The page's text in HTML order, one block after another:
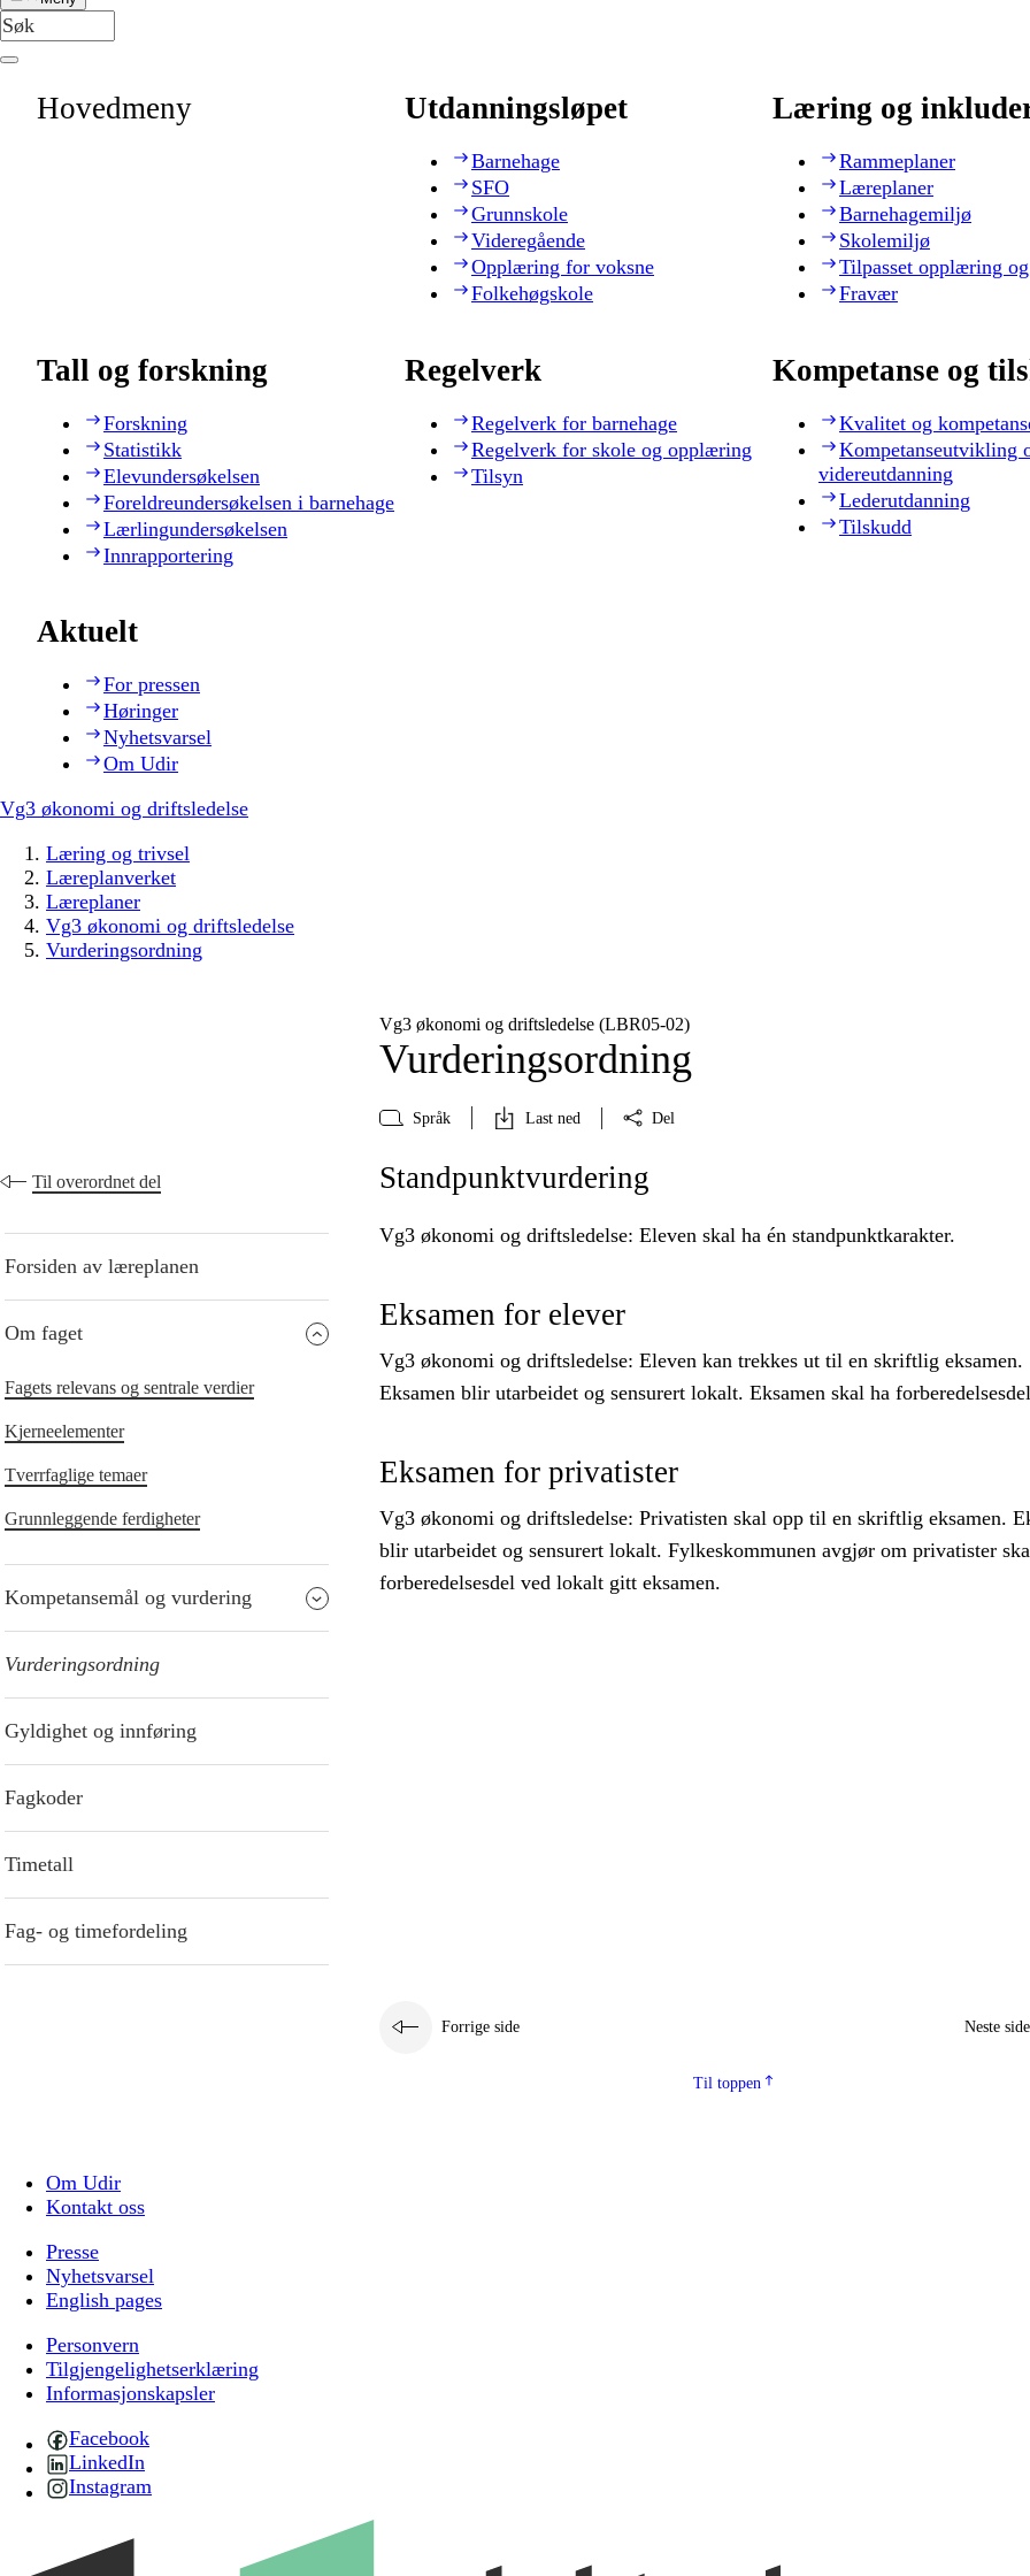
Hovedmeny Utdanningsløpet
Barnehage
SFO
Grunnskole
Videregående
Opplæring for voksne
Folkehøgskole
Læring og
Rammeplaner
Læreplaner
Barnehagemiljø
Skolemiljø
Tilpasset opplæring
Fravær
Tall og forskning
Forskning
Statistikk
Elevundersøkelsen
Foreldreundersøkelsen i barnehage
Lærlingundersøkelsen
Innrapportering
Regelverk
Regelverk for barnehage
Regelverk for skole og opplæring
Tilsyn
Kompetanse og
Kvalitet og
Kompetanseutvikling
videreutdanning
Lederutdanning
Tilskudd
Aktuelt
For pressen
Høringer
Nyhetsvarsel
Om Udir
Vg3 økonomi og driftsledelse
Læring og trivsel
Læreplanverket
Læreplaner
Vg3 økonomi og driftsledelse
Vurderingsordning
Vg3 økonomi og driftsledelse (LBR05‑02)
Vurderingsordning
Språk Last ned Del
Til overordnet del
Forsiden av læreplanen
Om faget
Fagets relevans og sentrale verdier
Kjerneelementer
Tverrfaglige temaer
Grunnleggende ferdigheter
Kompetansemål og vurdering
Vurderingsordning
Gyldighet og innføring
Fagkoder
Timetall
Fag- og timefordeling
Standpunktvurdering
Vg3 økonomi og driftsledelse: Eleven skal ha én standpunktkarakter.
Eksamen for elever
Vg3 økonomi og driftsledelse: Eleven kan trekkes ut til en skriftlig eksamen.
Eksamen blir utarbeidet og sensurert lokalt. Eksamen skal ha
Eksamen for privatister
Vg3 økonomi og driftsledelse: Privatisten skal opp til en skriftlig eksamen.
blir utarbeidet og sensurert lokalt. Fylkeskommunen avgjør om privatister
forberedelsesdel ved lokalt gitt eksamen.
Forrige side Neste side
Til toppen
Om Udir
Kontakt oss
Presse
Nyhetsvarsel
English pages
Personvern
Tilgjengelighetserklæring
Informasjonskapsler
Facebook
LinkedIn
Instagram